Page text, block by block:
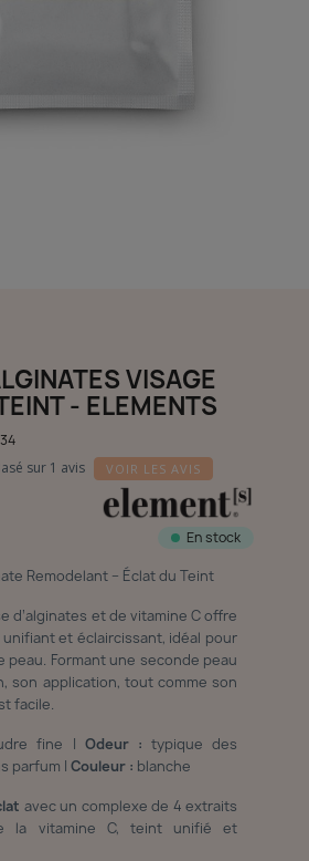
VISAGE
- ELEMENTS
sur 1 avis
VOIR LES AVIS
En stock
Remodelant – Éclat du Teint
d’alginates et de vitamine C offre
et éclaircissant, idéal pour
peau. Formant une seconde peau
son application, tout comme son
facile.
fine | Odeur : typique des
parfum | Couleur : blanche
avec un complexe de 4 extraits
la vitamine C, teint unifié et